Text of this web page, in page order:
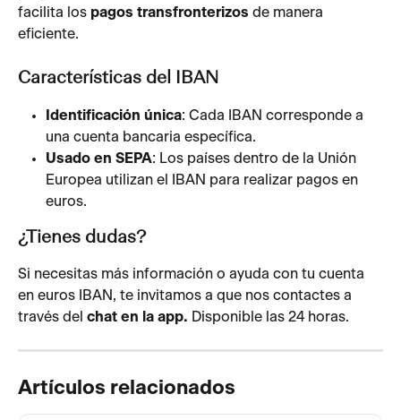
facilita los pagos transfronterizos de manera
eficiente.
Características del IBAN
Identificación única: Cada IBAN corresponde a
una cuenta bancaria específica.
Usado en SEPA: Los países dentro de la Unión
Europea utilizan el IBAN para realizar pagos en
euros.
¿Tienes dudas?
Si necesitas más información o ayuda con tu cuenta
en euros IBAN, te invitamos a que nos contactes a
través del chat en la app. Disponible las 24 horas.
Artículos relacionados